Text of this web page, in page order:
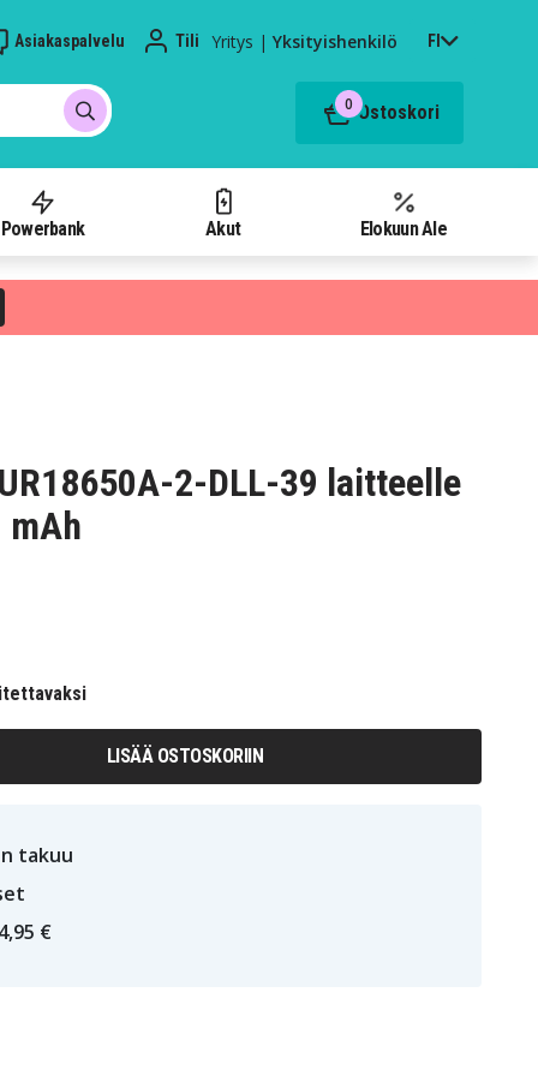
Asiakaspalvelu Tili Yritys | Yksityishenkilö FI
0 Ostoskori
Powerbank Akut Elokuun Ale
2-DLL-39 laitteelle
mAh
LISÄÄ OSTOSKORIIN
takuu
€